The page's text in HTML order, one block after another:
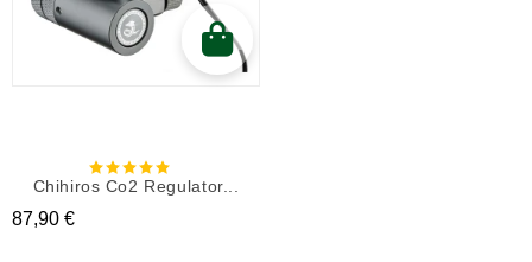
Chihiros Co2 Regulator...
Prix
87,90 €